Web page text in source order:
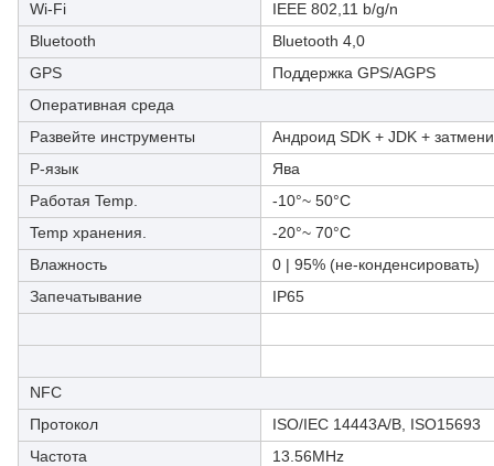
Wi-Fi
IEEE 802,11 b/g/n
Bluetooth
Bluetooth 4,0
GPS
Поддержка GPS/AGPS
Оперативная среда
Развейте инструменты
Андроид SDK + JDK +
P-язык
Ява
Работая Temp.
-10°~ 50°C
Temp хранения.
-20°~ 70°C
Влажность
0 | 95% (не-конденсировать)
Запечатывание
IP65
NFC
Протокол
ISO/IEC 14443A/B, ISO15693
Частота
13.56MHz